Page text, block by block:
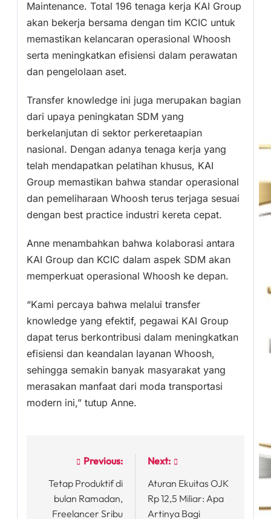
Maintenance. Total 196 tenaga kerja KAI Group
akan bekerja bersama dengan tim KCIC untuk
memastikan kelancaran operasional Whoosh
serta meningkatkan efisiensi dalam perawatan
dan pengelolaan aset.
Transfer knowledge ini juga merupakan bagian
dari upaya peningkatan SDM yang
berkelanjutan di sektor perkeretaapian
nasional. Dengan adanya tenaga kerja yang
telah mendapatkan pelatihan khusus, KAI
Group memastikan bahwa standar operasional
dan pemeliharaan Whoosh terus terjaga sesuai
dengan best practice industri kereta cepat.
Anne menambahkan bahwa kolaborasi antara
KAI Group dan KCIC dalam aspek SDM akan
memperkuat operasional Whoosh ke depan.
“Kami percaya bahwa melalui transfer
knowledge yang efektif, pegawai KAI Group
dapat terus berkontribusi dalam meningkatkan
efisiensi dan keandalan layanan Whoosh,
sehingga semakin banyak masyarakat yang
merasakan manfaat dari moda transportasi
modern ini,” tutup Anne.
navigation
Previous:
Tetap Produktif di
bulan Ramadan,
Freelancer Sribu
Next:
Aturan Ekuitas OJK
Rp 12,5 Miliar: Apa
Artinya Bagi